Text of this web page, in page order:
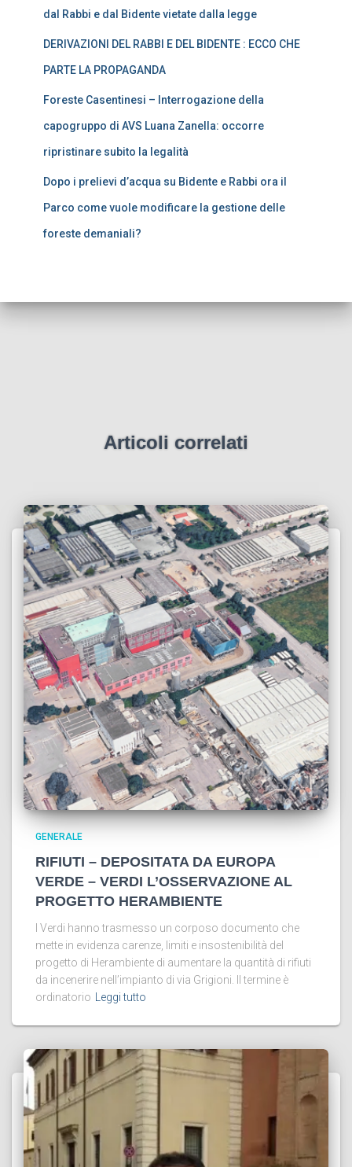
dal Rabbi e dal Bidente vietate dalla legge
DERIVAZIONI DEL RABBI E DEL BIDENTE : ECCO CHE
PARTE LA PROPAGANDA
Foreste Casentinesi – Interrogazione della
capogruppo di AVS Luana Zanella: occorre
ripristinare subito la legalità
Dopo i prelievi d’acqua su Bidente e Rabbi ora il
Parco come vuole modificare la gestione delle
foreste demaniali?
Articoli correlati
GENERALE
RIFIUTI – DEPOSITATA DA EUROPA
VERDE – VERDI L’OSSERVAZIONE AL
PROGETTO HERAMBIENTE
I Verdi hanno trasmesso un corposo documento che
mette in evidenza carenze, limiti e insostenibilità del
progetto di Herambiente di aumentare la quantità di rifiuti
da incenerire nell’impianto di via Grigioni. Il termine è
ordinatorio
Leggi tutto